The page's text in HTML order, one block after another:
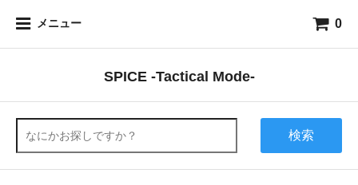
メニュー 0
SPICE -Tactical Mode-
検索